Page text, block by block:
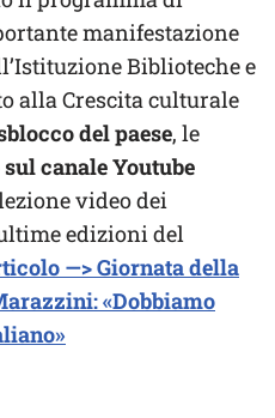
manifestazione
Biblioteche e
alla Crescita culturale
del paese, le
sul canale Youtube
video dei
edizioni del
—> Giornata della
«Dobbiamo